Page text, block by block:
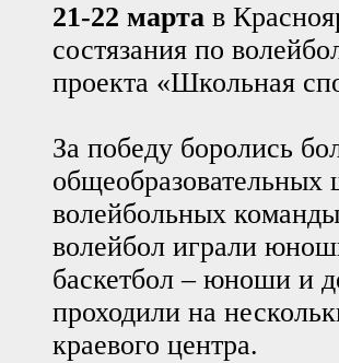
21-22 марта в
состязания по
проекта «Школьная
За победу боролись
общеобразовательных
волейбольных
волейбол играли
баскетбол – юноши и
проходили на
краевого центра.